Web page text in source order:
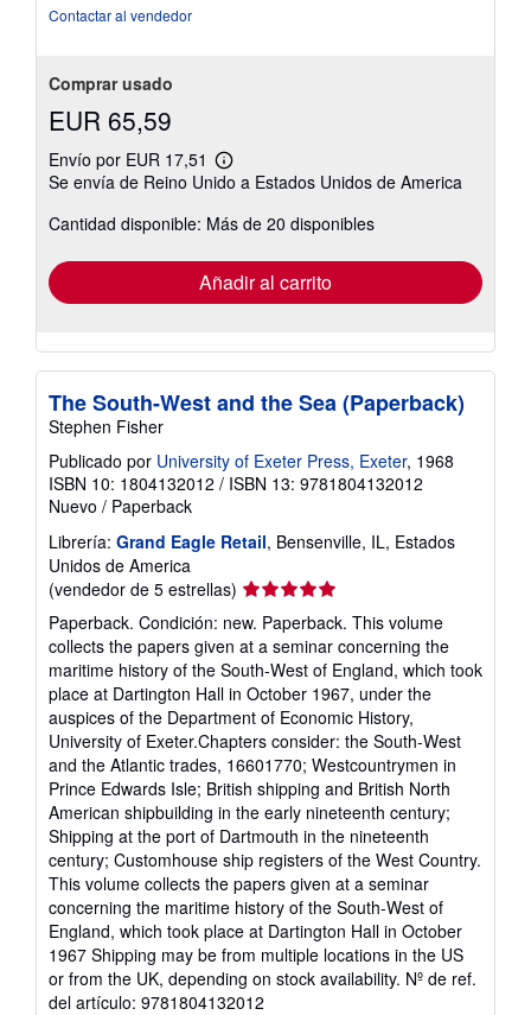
Contactar al vendedor
Comprar usado
EUR 65,59
Envío por EUR 17,51
Más
información
las
envío
Se envía de Reino Unido a Estados Unidos de America
Cantidad disponible: Más de 20 disponibles
Añadir al carrito
The South-West and the Sea (Paperback)
Stephen Fisher
Publicado por University of Exeter Press, Exeter, 1968
ISBN 10: 1804132012 / ISBN 13: 9781804132012
Nuevo / Paperback
Librería: Grand Eagle Retail, Bensenville, IL, Estados
Unidos de America
(vendedor de 5 estrellas) Calificación
vendedor:
5
de
5
estrellas
Paperback. Condición: new. Paperback. This volume
collects the papers given at a seminar concerning the
maritime history of the South-West of England, which took
place at Dartington Hall in October 1967, under the
auspices of the Department of Economic History,
University of Exeter.Chapters consider: the South-West
and the Atlantic trades, 16601770; Westcountrymen in
Prince Edwards Isle; British shipping and British North
American shipbuilding in the early nineteenth century;
Shipping at the port of Dartmouth in the nineteenth
century; Customhouse ship registers of the West Country.
This volume collects the papers given at a seminar
concerning the maritime history of the South-West of
England, which took place at Dartington Hall in October
1967 Shipping may be from multiple locations in the US
or from the UK, depending on stock availability. Nº de ref.
del artículo: 9781804132012